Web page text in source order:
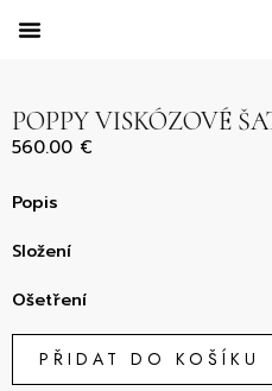
POPPY VISKÓZOVÉ
560.00 €
Popis
Složení
Ošetření
PŘIDAT DO KOŠÍKU